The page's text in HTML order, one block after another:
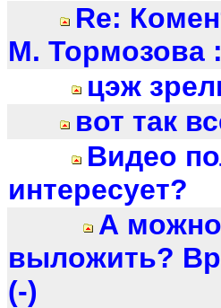
Re:
М. Тормозова
цэж
вот так
Видео
интересует?
А
выложить?
(-)